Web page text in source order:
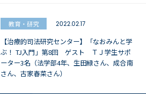
教育・研究 2022.02.17
【治療的司法研究センター】「なおみんと学
ぶ！ TJ入門」第8回 ゲスト ＴＪ学生サポ
ーター3名（法学部4年、生田緑さん、成合南
さん、古家春菜さん）